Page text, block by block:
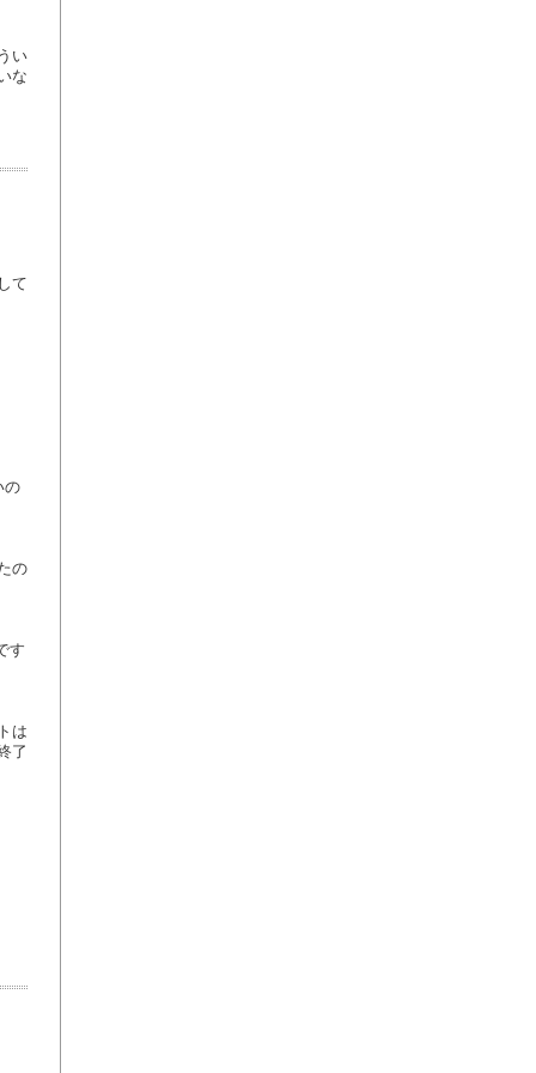
い
な
て
の
の
す
は
了